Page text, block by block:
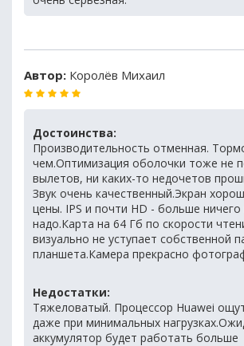
Автор: Королёв Михаил
Достоинства:
Производительность отменная.
чем.Оптимизация оболочки тоже не
вылетов, ни каких-то недочетов
Звук очень качественный.Экран
цены. IPS и почти HD - больше ничего
надо.Карта на 64 Гб по скорости
визуально не уступает собственной
планшета.Камера прекрасно
Недостатки:
Тяжеловатый. Процессор Huawei
даже при минимальных
аккумулятор будет работать больше